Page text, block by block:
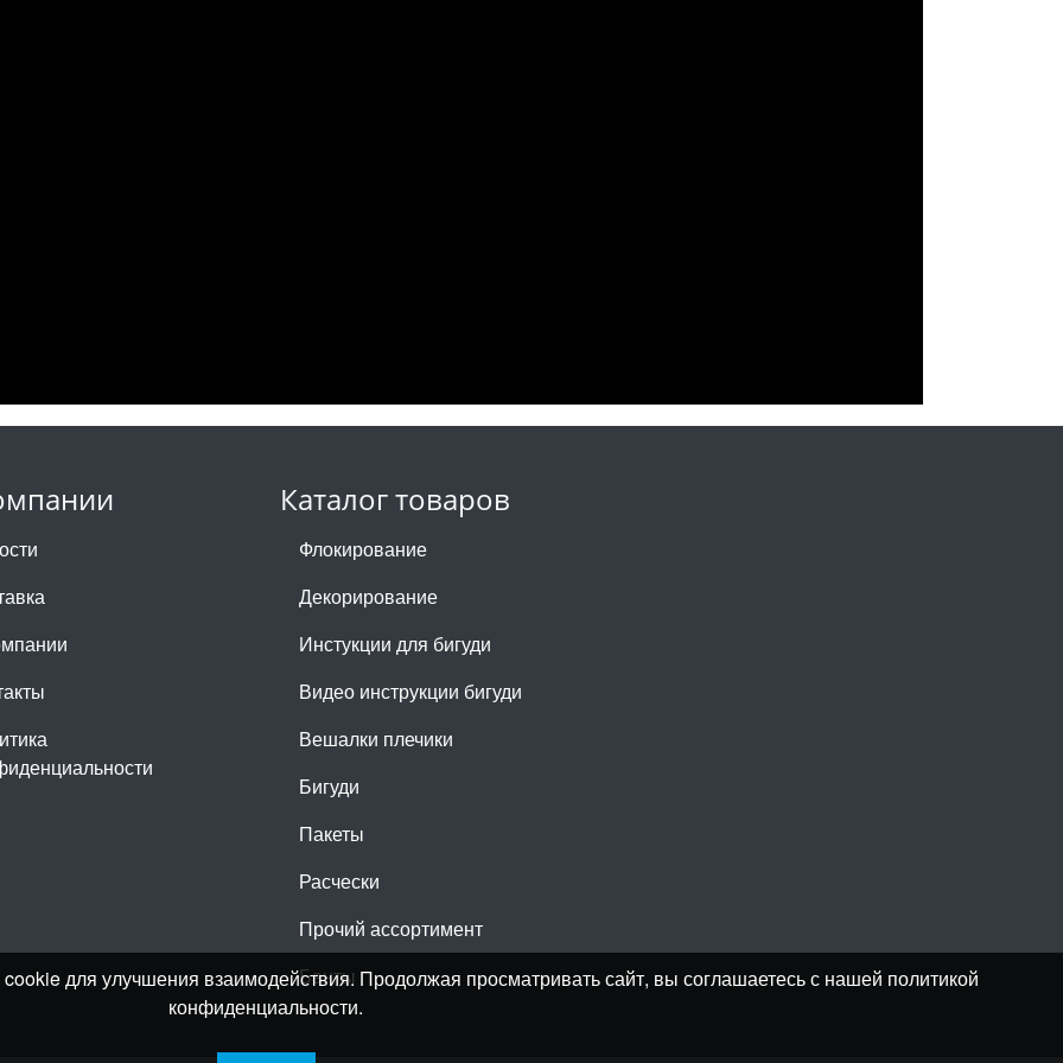
для улучшения взаимодействия. Продолжая просматривать сайт, вы соглашаетесь с нашей политикой
конфиденциальности.
Каталог товаров
Флокирование
Декорирование
Инстукции для бигуди
Видео инструкции бигуди
Вешалки плечики
Бигуди
Пакеты
Расчески
Прочий ассортимент
Банты